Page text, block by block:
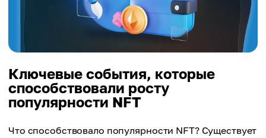
Ключевые события, которые
способствовали росту
популярности NFT
Что способствовало популярности NFT? Существует